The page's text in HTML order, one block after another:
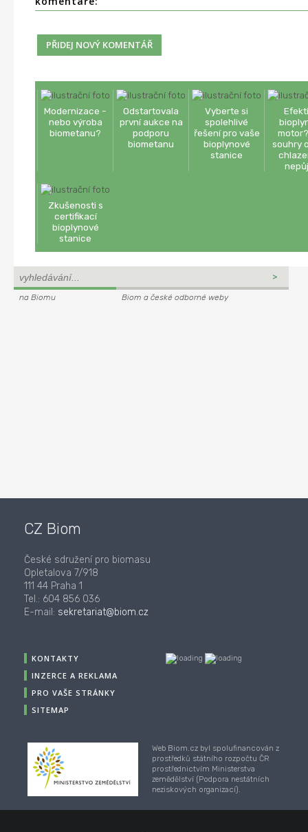
Modernizace -
nebo výroba
biometanu?
Odstartovala
první aukce na
podporu
biometanu
Vyberte si
spolehlivé
řešení pro vaše
bioplynové
stanice
souhry
Zkušenosti s
certifikací
bioplynové
stanice
na Biomu Biom a české odborné weby
CZ Biom
České sdružení pro biomasu
Opletalova 7/918
111 44 Praha 1
Tel.: 604 856 036
E-mail: sekretariat@biom.cz
KONTAKTY
INZERCE A REKLAMA
PRO VAŠE STRÁNKY
SITEMAP
Web Biom.cz byl spolufinancován z
prostředků státního rozpočtu ČR
prostřednictvím Ministerstva
zemědělství (Podpora nestátních
neziskových organizací).